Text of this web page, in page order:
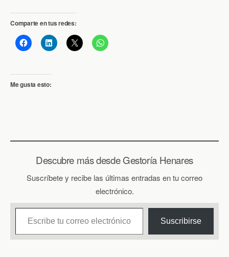
Comparte en tus redes:
Me gusta esto:
Descubre más desde Gestoría Henares
Suscríbete y recibe las últimas entradas en tu correo
electrónico.
Escribe tu correo electrónico…
Suscribirse